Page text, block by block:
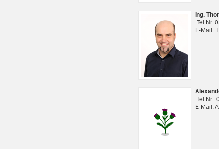
Ing.
Tel.Nr.
E-Mail:
Tel.Nr.:
E-Mail: